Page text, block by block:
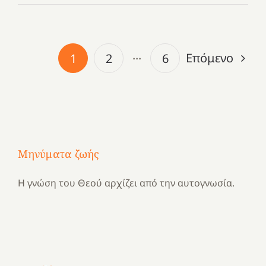
1 2 ··· 6 Επόμενο
Μηνύματα ζωής
Η γνώση του Θεού αρχίζει από την αυτογνωσία.